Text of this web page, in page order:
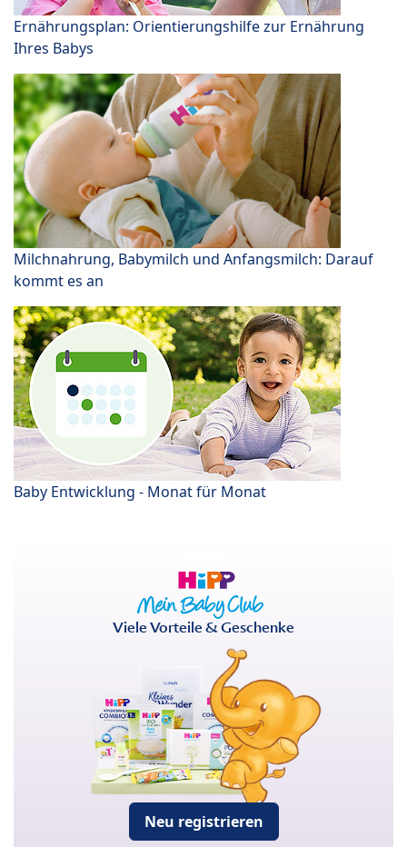
Ernährungsplan: Orientierungshilfe zur Ernährung
Ihres Babys
Milchnahrung, Babymilch und Anfangsmilch: Darauf
kommt es an
Baby Entwicklung - Monat für Monat
Viele Vorteile & Geschenke
Neu registrieren